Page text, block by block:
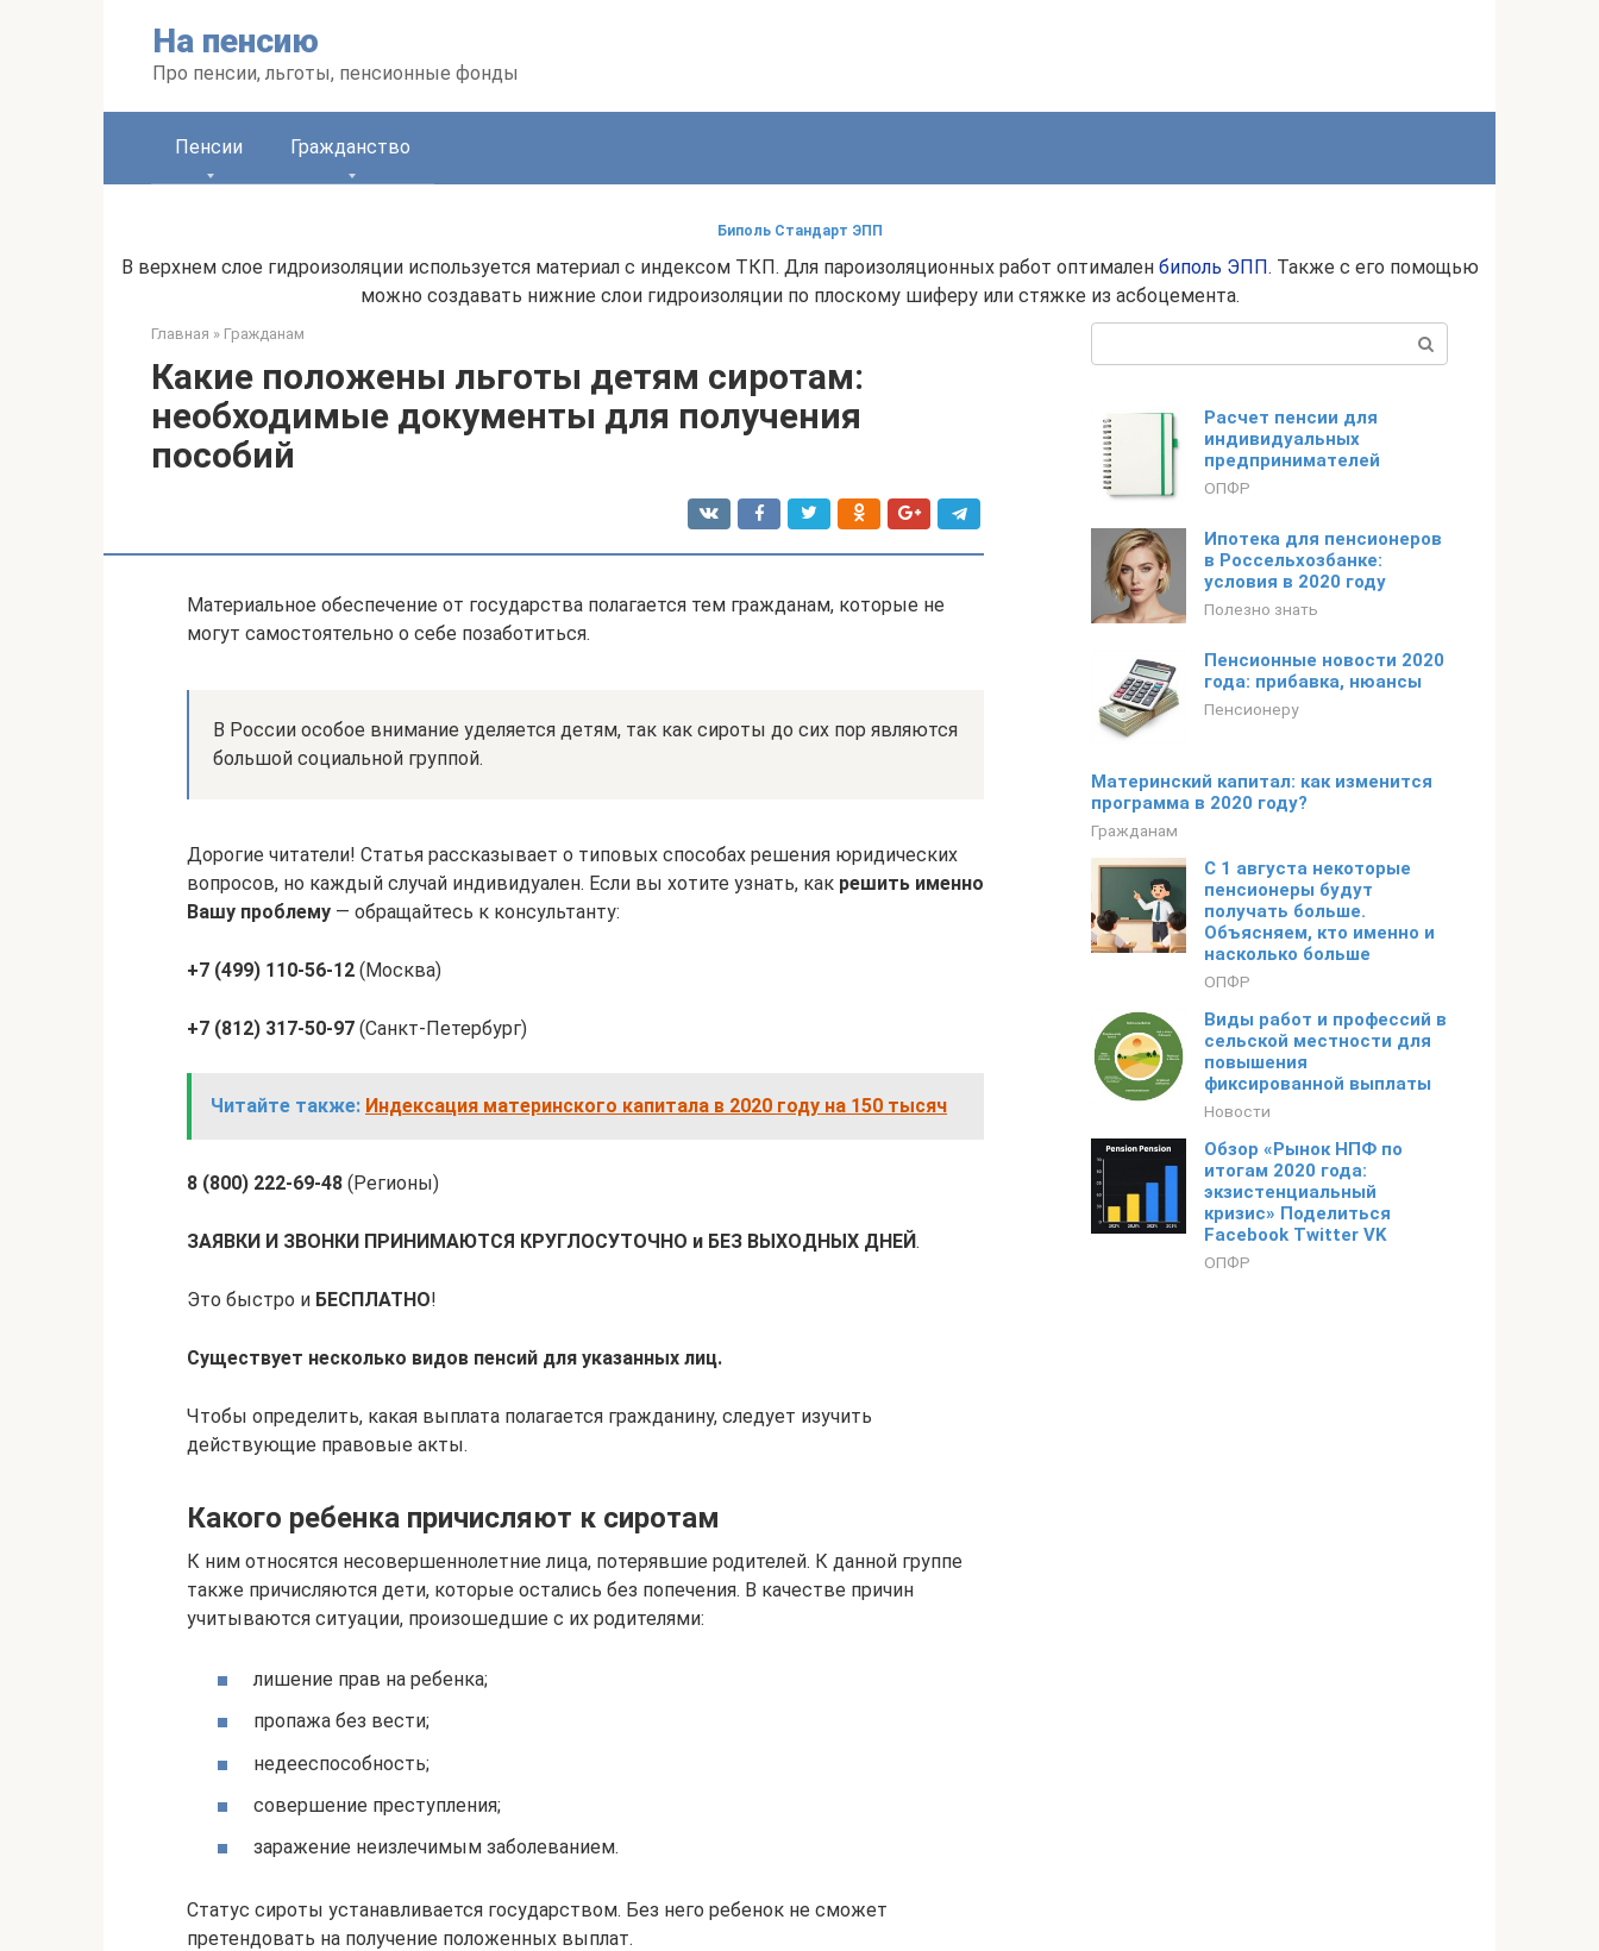
На пенсию
Про пенсии, льготы, пенсионные фонды
Пенсии Гражданство
Биполь Стандарт ЭПП
В верхнем слое гидроизоляции используется материал с индексом ТКП. Для пароизоляционных работ оптимален биполь ЭПП. Также с его помощью
можно создавать нижние слои гидроизоляции по плоскому шиферу или стяжке из асбоцемента.
Главная » Гражданам
Какие положены льготы детям сиротам:
необходимые документы для получения
пособий
Материальное обеспечение от государства полагается тем гражданам, которые не
могут самостоятельно о себе позаботиться.
В России особое внимание уделяется детям, так как сироты до сих пор являются
большой социальной группой.
Дорогие читатели! Статья рассказывает о типовых способах решения юридических
вопросов, но каждый случай индивидуален. Если вы хотите узнать, как решить именно
Вашу проблему — обращайтесь к консультанту:
+7 (499) 110-56-12 (Москва)
+7 (812) 317-50-97 (Санкт-Петербург)
Читайте также: Индексация материнского капитала в 2020 году на 150 тысяч
8 (800) 222-69-48 (Регионы)
ЗАЯВКИ И ЗВОНКИ ПРИНИМАЮТСЯ КРУГЛОСУТОЧНО и БЕЗ ВЫХОДНЫХ ДНЕЙ.
Это быстро и БЕСПЛАТНО!
Существует несколько видов пенсий для указанных лиц.
Чтобы определить, какая выплата полагается гражданину, следует изучить
действующие правовые акты.
Какого ребенка причисляют к сиротам
К ним относятся несовершеннолетние лица, потерявшие родителей. К данной группе
также причисляются дети, которые остались без попечения. В качестве причин
учитываются ситуации, произошедшие с их родителями:
лишение прав на ребенка;
пропажа без вести;
недееспособность;
совершение преступления;
заражение неизлечимым заболеванием.
Статус сироты устанавливается государством. Без него ребенок не сможет
претендовать на получение положенных выплат.
Расчет пенсии для
индивидуальных
предпринимателей
ОПФР
Ипотека для пенсионеров
в Россельхозбанке:
условия в 2020 году
Полезно знать
Пенсионные новости 2020
года: прибавка, нюансы
Пенсионеру
Материнский капитал: как изменится
программа в 2020 году?
Гражданам
С 1 августа некоторые
пенсионеры будут
получать больше.
Объясняем, кто именно и
насколько больше
ОПФР
Виды работ и профессий в
сельской местности для
повышения
фиксированной выплаты
Новости
Обзор «Рынок НПФ по
итогам 2020 года:
экзистенциальный
кризис» Поделиться
Facebook Twitter VK
ОПФР